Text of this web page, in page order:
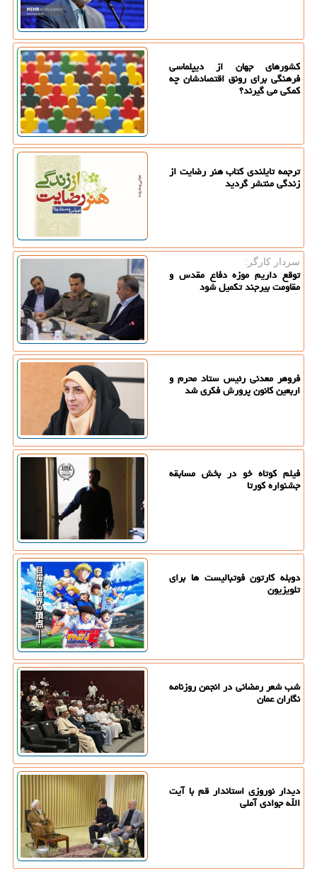
کشورهای جهان از دیپلماسی
فرهنگی برای رونق اقتصادشان چه
کمکی می گیرند؟
ترجمه تایلندی کتاب هنر رضایت از
زندگی منتشر گردید
سردار كارگر:
توقع داریم موزه دفاع مقدس و
مقاومت بیرجند تکمیل شود
فروهر معدنی رئیس ستاد محرم و
اربعین کانون پرورش فکری شد
فیلم کوتاه خو در بخش مسابقه
جشنواره کورتا
دوبله کارتون فوتبالیست ها برای
تلویزیون
شب شعر رمضانی در انجمن روزنامه
نگاران عمان
دیدار نوروزی استاندار قم با آیت
الله جوادی آملی